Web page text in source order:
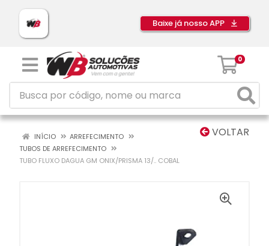
Baixe já nosso APP
0
VOLTAR
INÍCIO
ARREFECIMENTO
TUBOS DE ARREFECIMENTO
TUBO FLUXO DAGUA GM ONIX/PRISMA 13/.. COBAL